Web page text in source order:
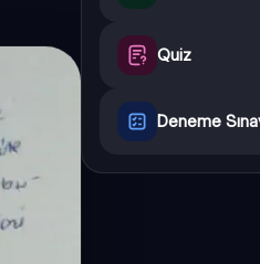
Quiz
Deneme